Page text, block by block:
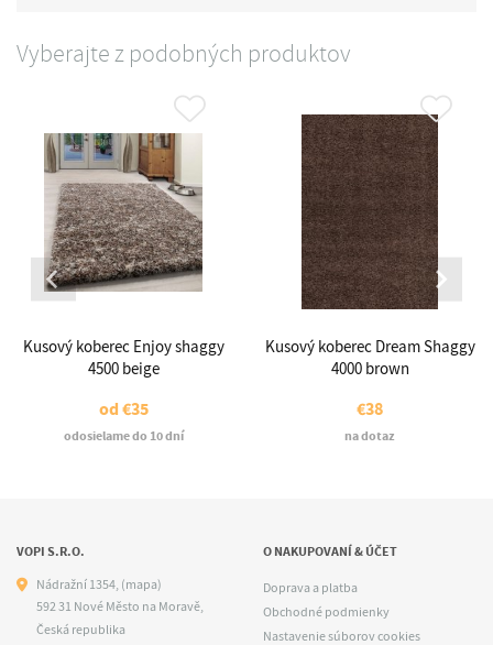
Vyberajte z podobných produktov
Kusový koberec Enjoy shaggy
4500 beige
od€35
odosielame do 10 dní
Kusový koberec Dream Shaggy
4000 brown
€38
na dotaz
VOPI S.R.O.
Nádražní 1354, (mapa)
592 31 Nové Město na Moravě,
Česká republika
O NAKUPOVANÍ & ÚČET
Doprava a platba
Obchodné podmienky
Nastavenie súborov cookies